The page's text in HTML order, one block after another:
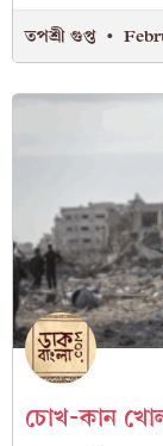
তপশ্রী গুপ্ত
চোখ-কান